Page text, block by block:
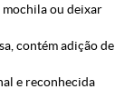
ou deixar
contém adição de
e reconhecida